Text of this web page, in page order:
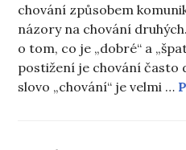
chování způsobem
názory na chování
o tom, co je „dobré“ a
postižení je chování často
slovo „chování“ je velmi …